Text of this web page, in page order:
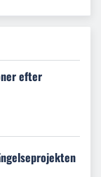
efter